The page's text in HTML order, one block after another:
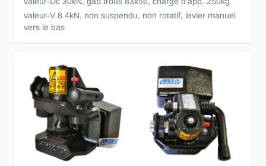
valeur-V 8.4kN, non suspendu, non rotatif, levier manuel
vers le bas